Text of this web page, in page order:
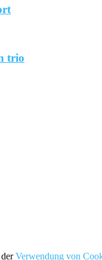
trio
Verwendung von